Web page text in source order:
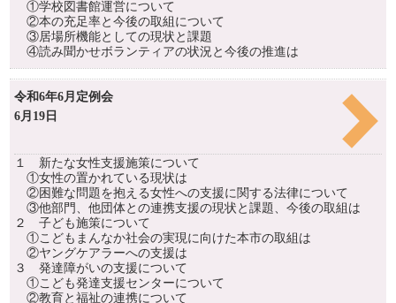
①学校図書館運営について
②本の充足率と今後の取組について
③居場所機能としての現状と課題
④読み聞かせボランティアの状況と今後の推進は
令和6年6月定例会
6月19日
１ 新たな女性支援施策について
①女性の置かれている現状は
②困難な問題を抱える女性への支援に関する法律について
③他部門、他団体との連携支援の現状と課題、今後の取組は
２ 子ども施策について
①こどもまんなか社会の実現に向けた本市の取組は
②ヤングケアラーへの支援は
３ 発達障がいの支援について
①こども発達支援センターについて
②教育と福祉の連携について